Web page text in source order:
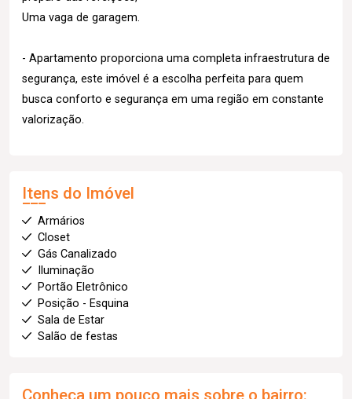
Uma vaga de garagem.
- Apartamento proporciona uma completa infraestrutura de
segurança, este imóvel é a escolha perfeita para quem
busca conforto e segurança em uma região em constante
valorização.
Itens do Imóvel
Armários
Closet
Gás Canalizado
Iluminação
Portão Eletrônico
Posição - Esquina
Sala de Estar
Salão de festas
Conheça um pouco mais sobre o bairro: